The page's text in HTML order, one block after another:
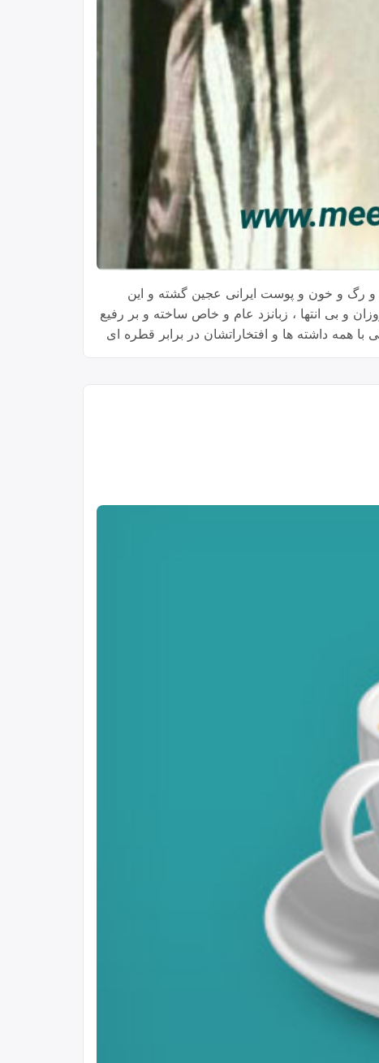
و رگ و خون و پوست ایرانی عجین گشته و این
و بی انتها ، زبانزد عام و خاص ساخته و بر رفیع
با همه داشته ها و افتخاراتشان در برابر قطره ای